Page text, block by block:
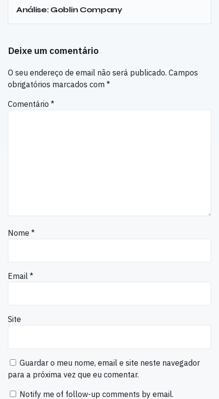
Análise: Goblin Company
Deixe um comentário
O seu endereço de email não será publicado. Campos
obrigatórios marcados com *
Comentário *
Nome *
Email *
Site
Guardar o meu nome, email e site neste navegador
para a próxima vez que eu comentar.
Notify me of follow-up comments by email.